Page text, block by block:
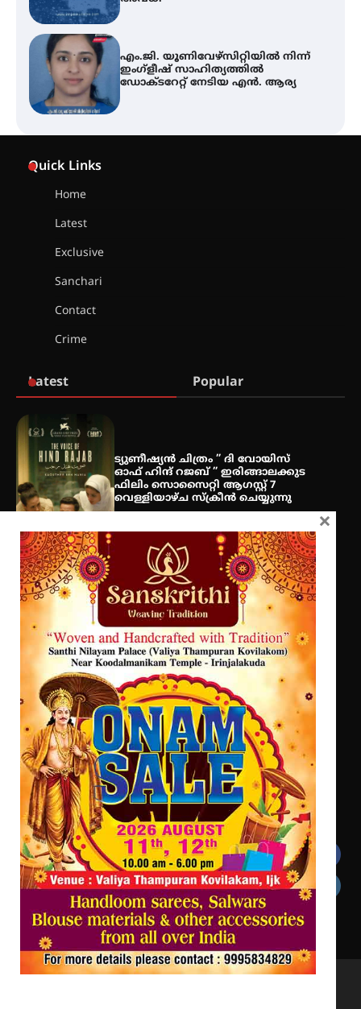
ഇരിങ്ങാലക്കുട – ഗുരുവായൂർ –
താനൂർ റെയിൽപാത
യാഥാർത്ഥ്യമാകുന്നു
എം.ജി. യൂണിവേഴ്‌സിറ്റിയിൽ നിന്ന്
ഡോക്ടറേറ്റ് നേടിയ എൻ. ആര്യ
Quick Links
Home
Latest
Exclusive
Sanchari
Contact
Crime
Latest Popular
ട്യുണീഷ്യൻ ചിത്രം ” ദി വോയിസ്
ഓഫ് ഹിന്ദ് റജബ് ” ഇരിങ്ങാലക്കുട
ഫിലിം സൊസൈറ്റി ആഗസ്റ്റ് 7
വെള്ളിയാഴ്ച സ്‌ക്രീൻ ചെയ്യുന്നു
സെന്റ് ജോസഫ്സ് കോളജ്
കോമേഴ്‌സ് അസോസിയേഷന്
തുടക്കമായി
കോമേഴ്സ് എക്സ്പോയുമായി എസ്
എൻ ഹയർ സെക്കൻഡറി
വിദ്യാർത്ഥികൾ
സർഗ്ഗസാഹിതി- കവിതാസംഗമം 2026
കവിതാ ചർച്ച കാട്ടൂർ, ടി. കെ.
ബാലൻ ഹാളിൽ 16ന്
Get In Touch
Twitter Facebook
LinkedIn Instagram
YouTube
All Rights Reserved to irinjalakudalive.com Powered
×